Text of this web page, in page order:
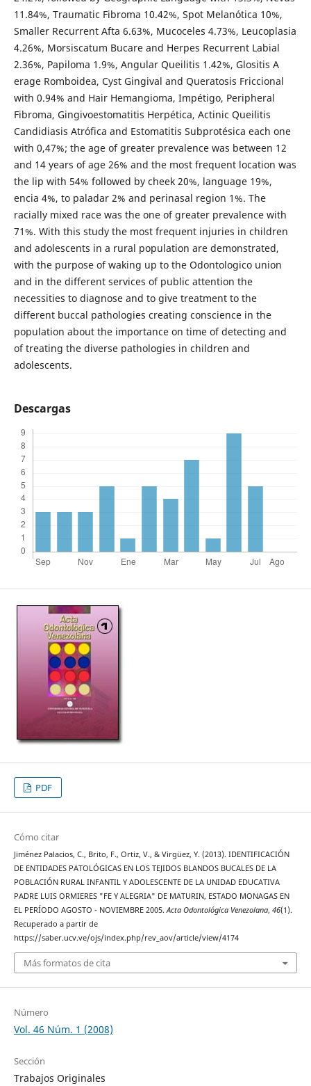
11.84%, Traumatic Fibroma 10.42%, Spot Melanótica 10%,
Smaller Recurrent Afta 6.63%, Mucoceles 4.73%, Leucoplasia
4.26%, Morsiscatum Bucare and Herpes Recurrent Labial
2.36%, Papiloma 1.9%, Angular Queilitis 1.42%, Glositis A
erage Romboidea, Cyst Gingival and Queratosis Friccional
with 0.94% and Hair Hemangioma, Impétigo, Peripheral
Fibroma, Gingivoestomatitis Herpética, Actinic Queilitis
Candidiasis Atrófica and Estomatitis Subprotésica each one
with 0,47%; the age of greater prevalence was between 12
and 14 years of age 26% and the most frequent location was
the lip with 54% followed by cheek 20%, language 19%,
encia 4%, to paladar 2% and perinasal region 1%. The
racially mixed race was the one of greater prevalence with
71%. With this study the most frequent injuries in children
and adolescents in a rural population are demonstrated,
with the purpose of waking up to the Odontologico union
and in the different services of public attention the
necessities to diagnose and to give treatment to the
different buccal pathologies creating conscience in the
population about the importance on time of detecting and
of treating the diverse pathologies in children and
adolescents.
Descargas
PDF
Cómo citar
Jiménez Palacios, C., Brito, F., Ortiz, V., & Virgüez, Y. (2013). IDENTIFICACIÓN
DE ENTIDADES PATOLÓGICAS EN LOS TEJIDOS BLANDOS BUCALES DE LA
POBLACIÓN RURAL INFANTIL Y ADOLESCENTE DE LA UNIDAD EDUCATIVA
PADRE LUIS ORMIERES "FE Y ALEGRIA" DE MATURIN, ESTADO MONAGAS EN
EL PERÍODO AGOSTO - NOVIEMBRE 2005.Acta Odontológica Venezolana, 46(1).
Recuperado a partir de
https://saber.ucv.ve/ojs/index.php/rev_aov/article/view/4174
Más formatos de cita
Número
Vol. 46 Núm. 1 (2008)
Sección
Trabajos Originales